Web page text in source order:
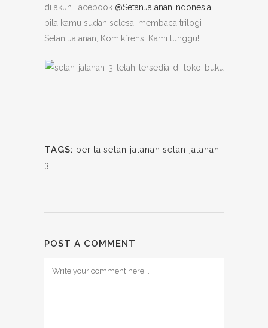
di akun Facebook @SetanJalanan.Indonesia
bila kamu sudah selesai membaca trilogi
Setan Jalanan, Komikfrens. Kami tunggu!
TAGS: berita setan jalanan setan jalanan
3
POST A COMMENT